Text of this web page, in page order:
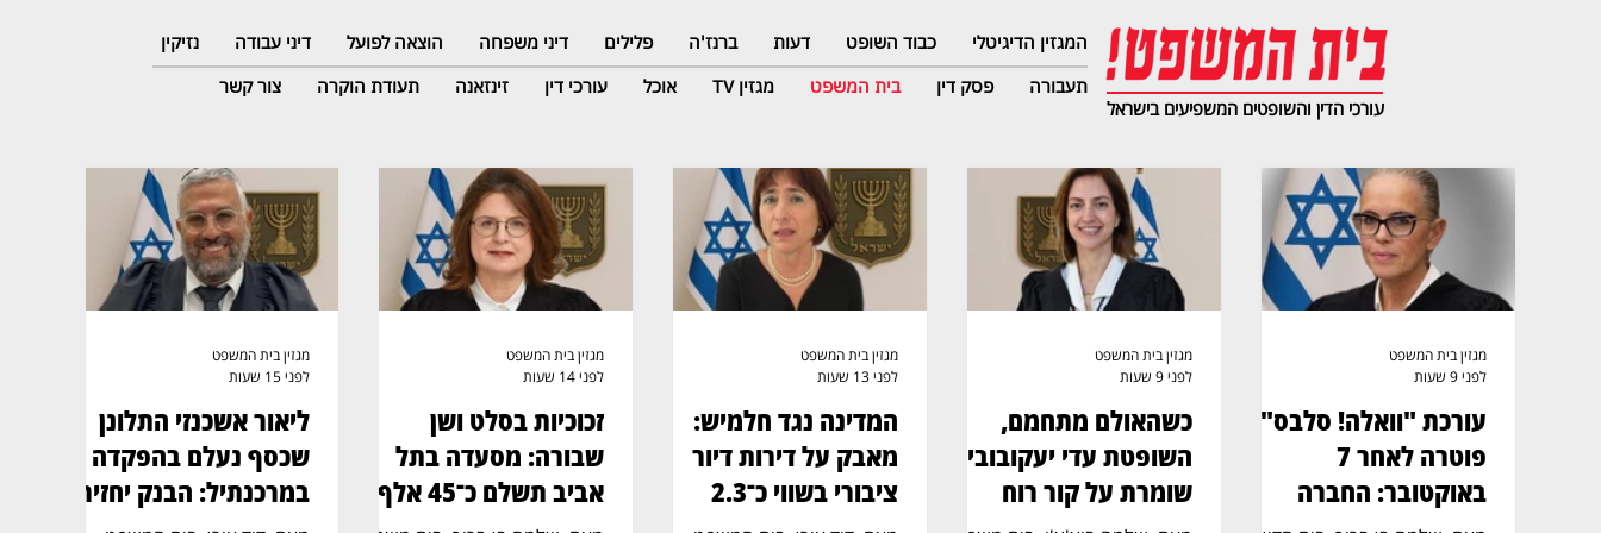
המגזין הדיגיטלי כבוד השופט דעות ברנז'ה פלילים דיני משפחה הוצאה לפועל דיני עבודה
נזיקין
תעבורה
פסק דין בית המשפט מגזין TV אוכל עורכי דין זינזאנה תעודת הוקרה צור קשר
עורכי הדין והשופטים המשפיעים בישראל
עורכת "וואלה! סלבס"
פוטרה לאחר 7
באוקטובר: החברה
מגזין בית המשפט
לפני 9 שעות
כשהאולם מתחמם,
השופטת עדי יעקובוביץ
שומרת על קור רוח
מגזין בית המשפט
לפני 9 שעות
המדינה נגד חלמיש:
מאבק על דירות דיור
ציבורי בשווי כ־2.3
מגזין בית המשפט
לפני 13 שעות
זכוכיות בסלט ושן
שבורה: מסעדה בתל
אביב תשלם כ־45 אלף
מגזין בית המשפט
לפני 14 שעות
ליאור אשכנזי התלונן
שכסף נעלם בהפקדה
במרכנתיל: הבנק יחזיר
מגזין בית המשפט
לפני 15 שעות